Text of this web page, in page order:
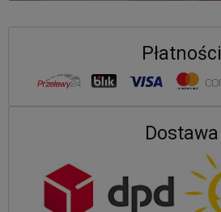
Płatności
Dostawa